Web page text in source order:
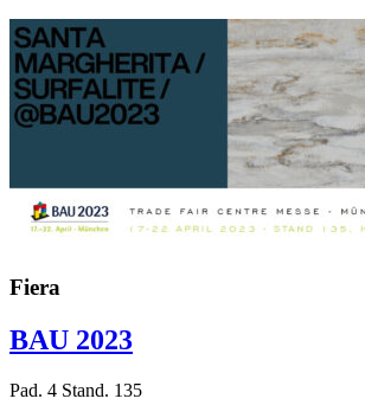
Fiera
BAU 2023
Pad. 4 Stand. 135